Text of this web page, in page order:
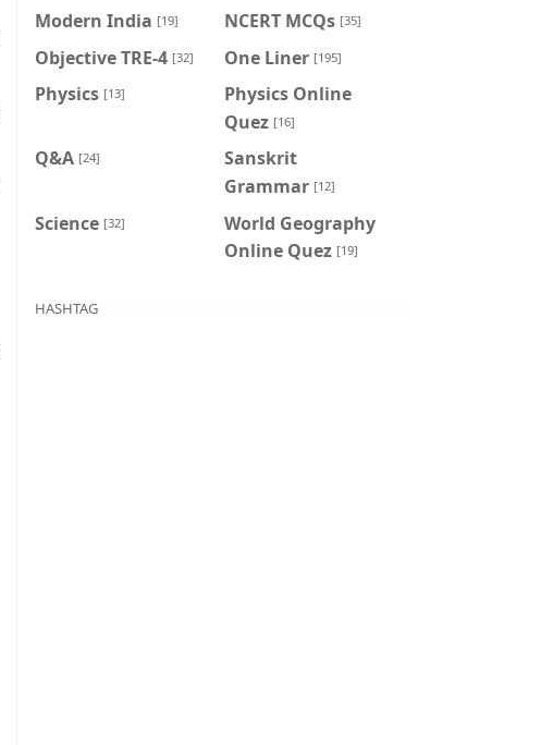
Modern India [19] NCERT MCQs [35]
Objective TRE-4 [32] One Liner [195]
Physics [13]
Physics Online
Quez [16]
Q&A [24]
Sanskrit
Grammar [12]
Science [32]
World Geography
Online Quez [19]
HASHTAG